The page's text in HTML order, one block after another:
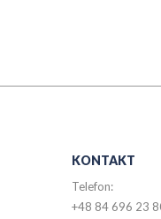
KONTAKT
Telefon:
+48 84 696 23